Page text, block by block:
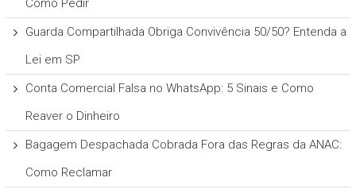
Como Pedir
Guarda Compartilhada Obriga Convivência 50/50? Entenda a
Lei em SP
Conta Comercial Falsa no WhatsApp: 5 Sinais e Como
Reaver o Dinheiro
Bagagem Despachada Cobrada Fora das Regras da ANAC:
Como Reclamar